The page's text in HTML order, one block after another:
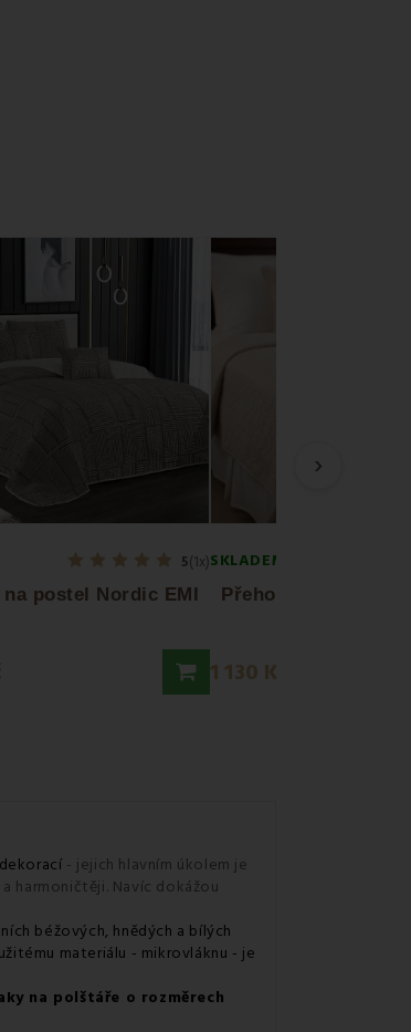
5(1x)
na postel Nordic EMI
SKLADEM
Přehoz na postel
1 130 Kč
›
- jejich hlavním úkolem je
harmoničtěji. Navíc dokážou
béžových, hnědých a bílých
materiálu - mikrovláknu - je
na polštáře o rozměrech